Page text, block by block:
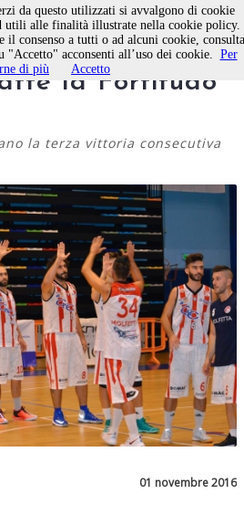
Molfetta
la Fortitudo
la terza vittoria consecutiva
01 novembre 2016
da questo utilizzati si avvalgono di cookie
utili alle finalità illustrate nella cookie policy.
il consenso a tutti o ad alcuni cookie, consulta
"Accetto" acconsenti all’uso dei cookie. Per
di più
Accetto